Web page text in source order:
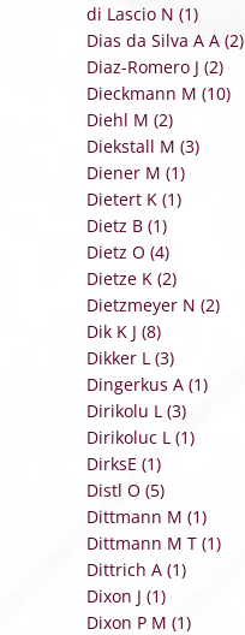
di Lascio N (1)
Dias da Silva A A (2)
Diaz-Romero J (2)
Dieckmann M (10)
Diehl M (2)
Diekstall M (3)
Diener M (1)
Dietert K (1)
Dietz B (1)
Dietz O (4)
Dietze K (2)
Dietzmeyer N (2)
Dik K J (8)
Dikker L (3)
Dingerkus A (1)
Dirikolu L (3)
Dirikoluc L (1)
DirksE (1)
Distl O (5)
Dittmann M (1)
Dittmann M T (1)
Dittrich A (1)
Dixon J (1)
Dixon P M (1)